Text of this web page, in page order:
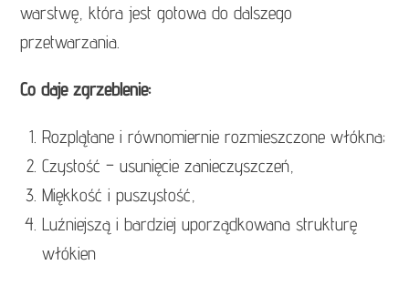
warstwę, która jest gotowa do dalszego
przetwarzania.
Co daje zgrzeblenie:
Rozplątane i równomiernie rozmieszczone włókna;
Czystość – usunięcie zanieczyszczeń,
Miękkość i puszystość,
Luźniejszą i bardziej uporządkowana strukturę
włókien